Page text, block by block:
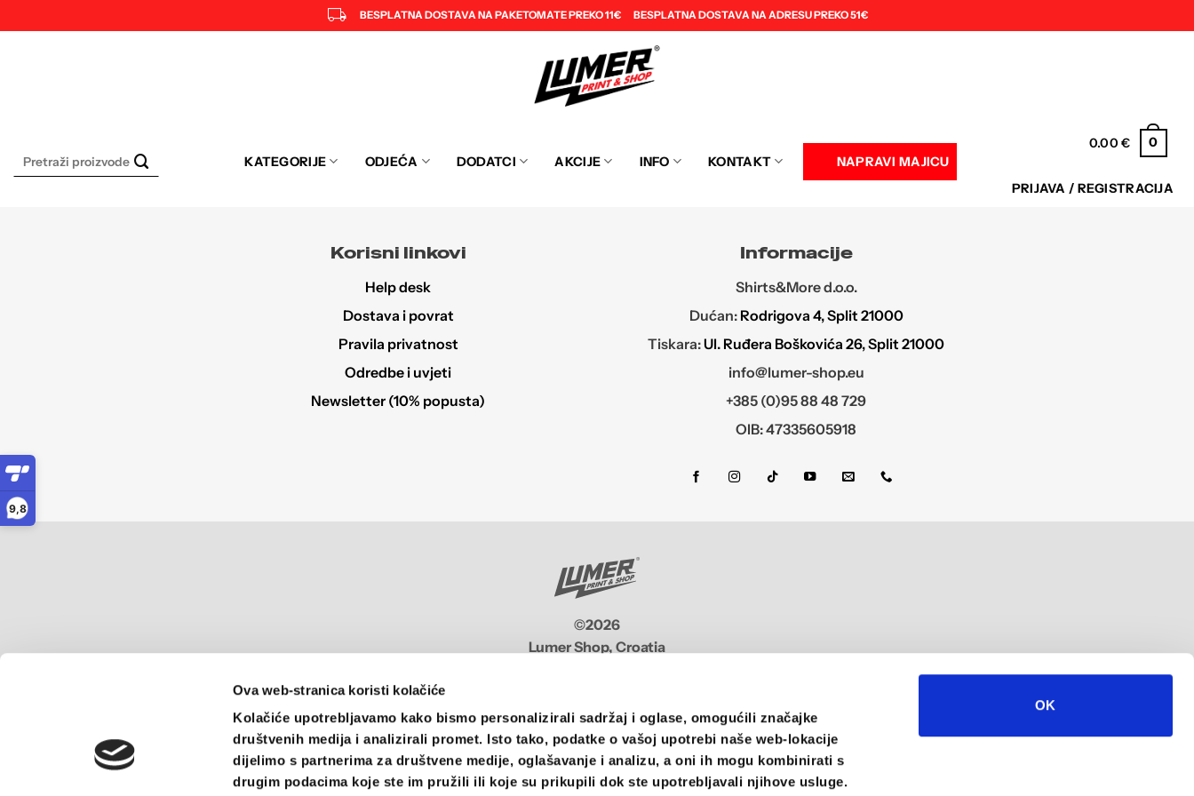
9,8
Ova web-stranica koristi kolačiće
Kolačiće upotrebljavamo kako bismo personalizirali sadržaj i oglase, omogućili značajke
društvenih medija i analizirali promet. Isto tako, podatke o vašoj upotrebi naše web-lokacije
dijelimo s partnerima za društvene medije, oglašavanje i analizu, a oni ih mogu kombinirati s
drugim podacima koje ste im pružili ili koje su prikupili dok ste upotrebljavali njihove usluge.
OK
to
local_shipping BESPLATNA DOSTAVA NA PAKETOMATE PREKO 11€ BESPLATNA DOSTAVA NA ADRESU PREKO 51€
KATEGORIJE ODJEĆA DODATCI AKCIJE INFO KONTAKT NAPRAVI MAJICU
0.00€ 0
PRIJAVA / REGISTRACIJA
Korisni linkovi
Help desk
Dostava i povrat
Pravila privatnost
Odredbe i uvjeti
Newsletter (10% popusta)
Informacije
Shirts&More d.o.o.
Dućan: Rodrigova 4, Split 21000
Tiskara:Ul. Ruđera Boškovića 26, Split 21000
info@lumer-shop.eu
+385 (0)95 88 48 729
OIB: 47335605918
©2026
Lumer Shop, Croatia
Electron
On
Delivery
Transfer